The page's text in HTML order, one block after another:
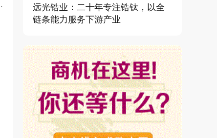
远光锆业：二十年专注锆钛，以全
链条能力服务下游产业